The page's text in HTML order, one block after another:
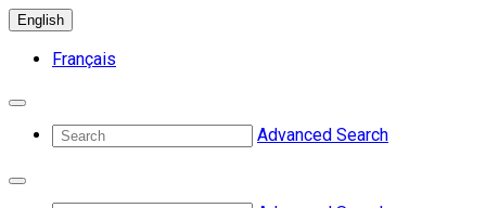
English
Français
Advanced Search